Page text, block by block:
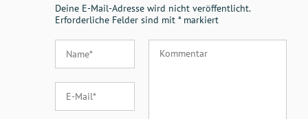
Deine E-Mail-Adresse wird nicht veröffentlicht.
Erforderliche Felder sind mit *markiert